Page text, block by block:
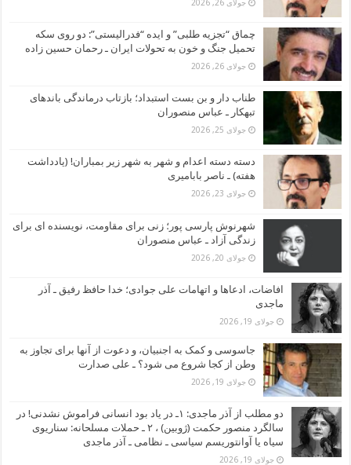
جولای 26, 2026
چماق “تجزیه طلبی” و ایده “فدرالیستی”: دو روی سکه
تحمیل جنگ و خون به تحولات ایران ـ رحمان حسین زاده
جولای 26, 2026
طناب دار و بن بست استبداد؛ بازتاب درماندگی باندهای
تبهکار ـ عباس منصوران
جولای 25, 2026
دسته دسته اعدام و شهر به شهر زیر بمباران! (یادداشت
هفته) ـ ناصر بابامیری
جولای 23, 2026
شهرنوش پارسی پور؛ زنی برای مقاومت، نویسنده ای برای
زندگی آزاد ـ عباس منصوران
جولای 20, 2026
افاضات، ادعاها و اتهامات علی جوادی؛ خدا حافظ رفیق ـ آذر
ماجدی
جولای 19, 2026
جاسوسی و کمک به اجنبیان، و دعوت از آنها برای تجاوز به
وطن از کجا شروع می شود؟ ـ علی صدارت
جولای 19, 2026
دو مطلب از آذر ماجدی: ۱ـ در یاد بود انسانی فراموش نشدنی! در
سالگرد منصور حکمت (ژوبین) ، ۲ ـ حملات مسلحانه: سناریوی
سیاه یا آوانتوریسم سیاسی ـ نظامی ـ آذر ماجدی
جولای 19, 2026